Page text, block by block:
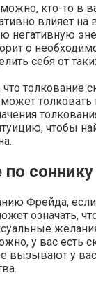
кто-то в
влияет на
негативную
о
себя от
толкование
толковать
чтобы
по
Фрейда,
означать,
у вас есть
вызывают у